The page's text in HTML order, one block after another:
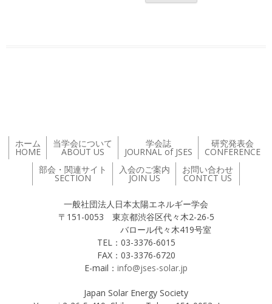
ホーム
HOME
当学会について
ABOUT US
学会誌
JOURNAL of JSES
研究発表会
CONFERENCE
部会・関連サイト
SECTION
入会のご案内
JOIN US
お問い合わせ
CONTCT US
一般社団法人日本太陽エネルギー学会
〒151-0053 東京都渋谷区代々木2-26-5
バロール代々木419号室
TEL：03-3376-6015
FAX：03-3376-6720
E-mail： info@jses-solar.jp
Japan Solar Energy Society